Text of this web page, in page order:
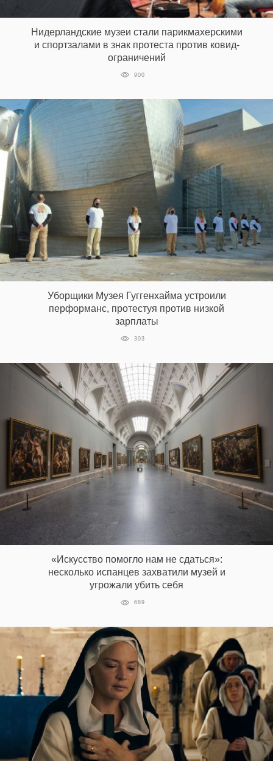
Нидерландские музеи стали парикмахерскими
и спортзалами в знак протеста против ковид-
ограничений
900
Уборщики Музея Гуггенхайма устроили
перформанс, протестуя против низкой
зарплаты
303
«Искусство помогло нам не сдаться»:
несколько испанцев захватили музей и
угрожали убить себя
689